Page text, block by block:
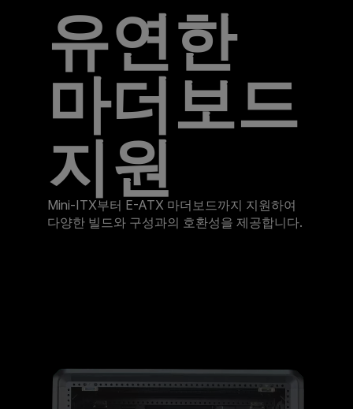
유연한
마더보드
지원
Mini-ITX부터 E-ATX 마더보드까지 지원하여
다양한 빌드와 구성과의 호환성을 제공합니다.